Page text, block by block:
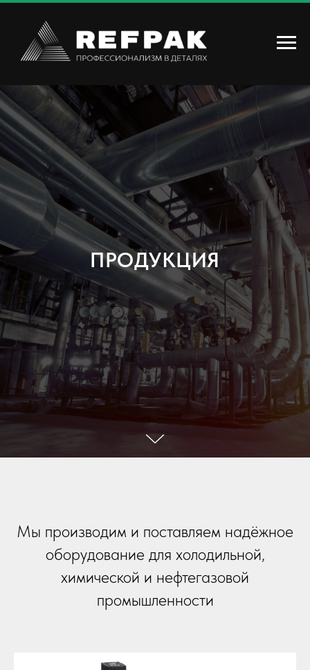
ПРОДУКЦИЯ
Мы производим и поставляем надёжное
оборудование для холодильной,
химической и нефтегазовой
промышленности